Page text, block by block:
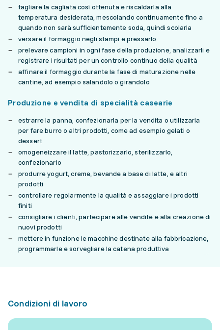
tagliare la cagliata così ottenuta e riscaldarla alla
temperatura desiderata, mescolando continuamente fino a
quando non sarà sufficientemente soda, quindi scolarla
versare il formaggio negli stampi e pressarlo
prelevare campioni in ogni fase della produzione, analizzarli e
registrare i risultati per un controllo continuo della qualità
affinare il formaggio durante la fase di maturazione nelle
cantine, ad esempio salandolo o girandolo
Produzione e vendita di specialità casearie
estrarre la panna, confezionarla per la vendita o utilizzarla
per fare burro o altri prodotti, come ad esempio gelati o
dessert
omogeneizzare il latte, pastorizzarlo, sterilizzarlo,
confezionarlo
produrre yogurt, creme, bevande a base di latte, e altri
prodotti
controllare regolarmente la qualità e assaggiare i prodotti
finiti
consigliare i clienti, partecipare alle vendite e alla creazione di
nuovi prodotti
mettere in funzione le macchine destinate alla fabbricazione,
programmarle e sorvegliare la catena produttiva
Condizioni di lavoro